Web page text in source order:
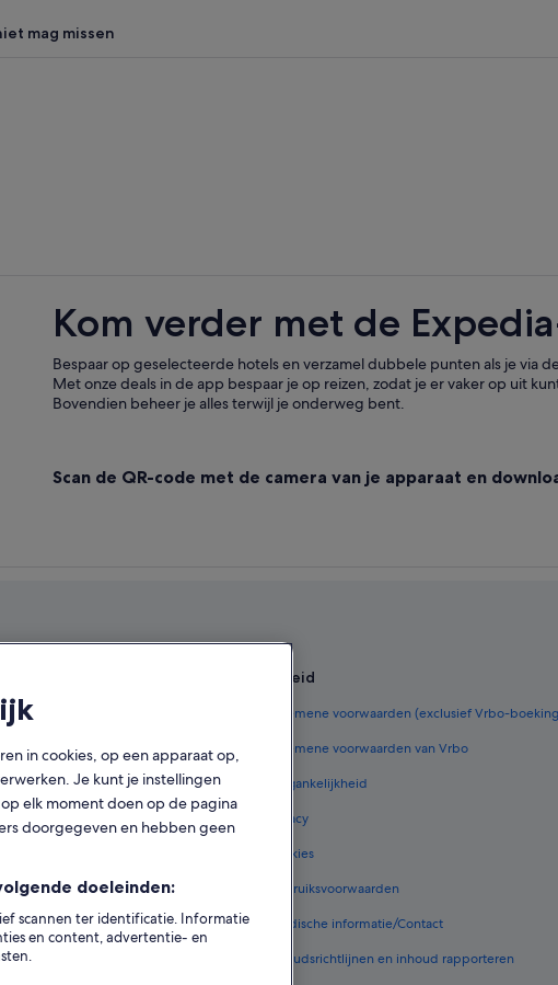
mag missen
Kom verder met de
Bespaar op geselecteerde hotels en verzamel dubbele punten als je via
Met onze deals in de app bespaar je op reizen, zodat je er vaker op uit
Bovendien beheer je alles terwijl je onderweg bent.
Scan de QR-code met de camera van je apparaat en
in Nederland
in Nederland
in Nederland
Beleid
Algemene voorwaarden (exclusief Vrbo-
Algemene voorwaarden van Vrbo
Toegankelijkheid
Privacy
Cookies
Gebruiksvoorwaarden
Juridische informatie/Contact
Inhoudsrichtlijnen en inhoud rapporteren
in cookies, op een apparaat op,
Je kunt je instellingen
elk moment doen op de pagina
doorgegeven en hebben geen
doeleinden:
scannen ter identificatie. Informatie
en content, advertentie- en